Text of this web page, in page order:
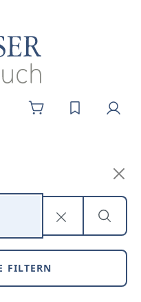
DU HAST 0
neu
FILTERN